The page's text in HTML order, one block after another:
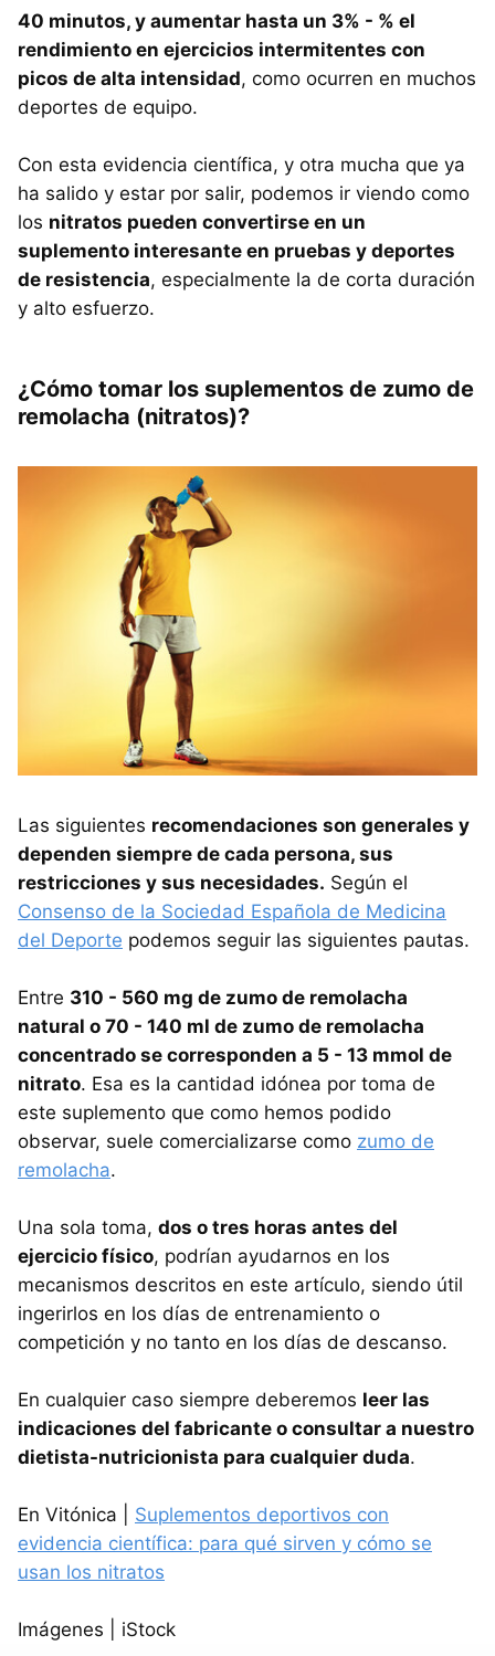
40 minutos, y aumentar hasta un 3% - % el
rendimiento en ejercicios intermitentes con
picos de alta intensidad, como ocurren en muchos
deportes de equipo.
Con esta evidencia científica, y otra mucha que ya
ha salido y estar por salir, podemos ir viendo como
los nitratos pueden convertirse en un
suplemento interesante en pruebas y deportes
de resistencia, especialmente la de corta duración
y alto esfuerzo.
¿Cómo tomar los suplementos de zumo de
remolacha (nitratos)?
Las siguientes recomendaciones son generales y
dependen siempre de cada persona, sus
restricciones y sus necesidades. Según el
Consenso de la Sociedad Española de Medicina
del Deporte podemos seguir las siguientes pautas.
Entre 310 - 560 mg de zumo de remolacha
natural o 70 - 140 ml de zumo de remolacha
concentrado se corresponden a 5 - 13 mmol de
nitrato. Esa es la cantidad idónea por toma de
este suplemento que como hemos podido
observar, suele comercializarse como zumo de
remolacha.
Una sola toma, dos o tres horas antes del
ejercicio físico, podrían ayudarnos en los
mecanismos descritos en este artículo, siendo útil
ingerirlos en los días de entrenamiento o
competición y no tanto en los días de descanso.
En cualquier caso siempre deberemos leer las
indicaciones del fabricante o consultar a nuestro
dietista-nutricionista para cualquier duda.
En Vitónica | Suplementos deportivos con
evidencia científica: para qué sirven y cómo se
usan los nitratos
Imágenes | iStock